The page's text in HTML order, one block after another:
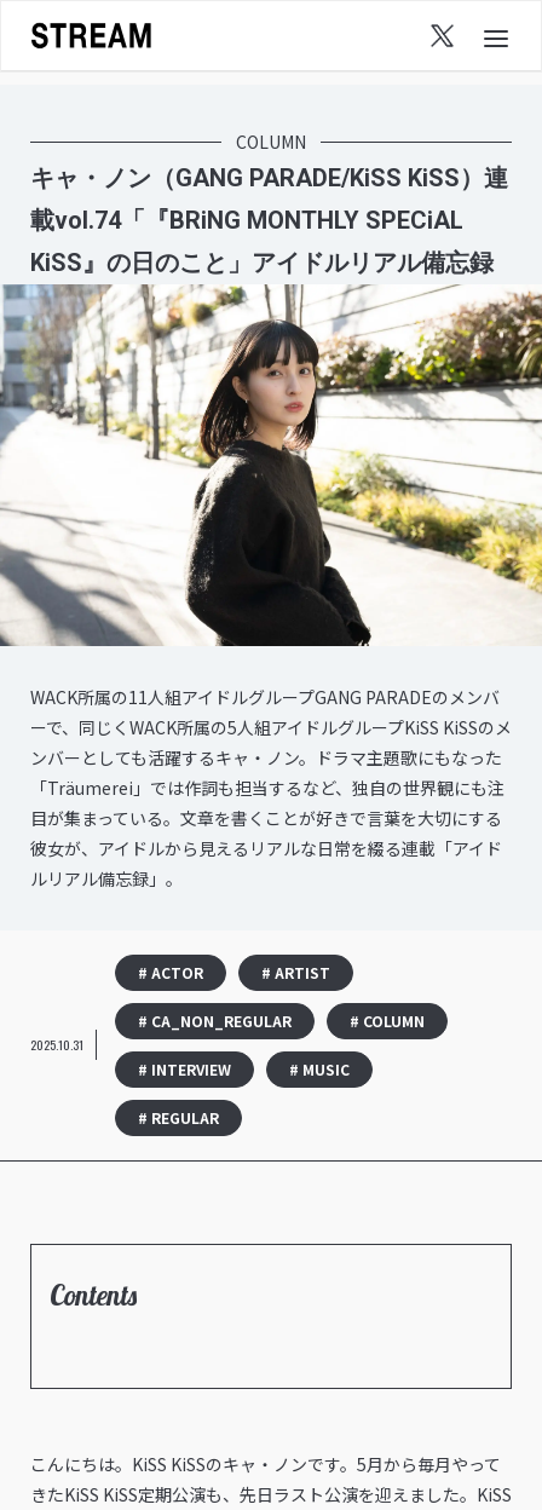
content
COLUMN
キャ・ノン（GANG PARADE/KiSS KiSS）連
載vol.74「『BRiNG MONTHLY SPECiAL
KiSS』の日のこと」アイドルリアル備忘録
WACK所属の11人組アイドルグループGANG PARADEのメンバ
ーで、同じくWACK所属の5人組アイドルグループKiSS KiSSのメ
ンバーとしても活躍するキャ・ノン。ドラマ主題歌にもなった
「Träumerei」では作詞も担当するなど、独自の世界観にも注
目が集まっている。文章を書くことが好きで言葉を大切にする
彼女が、アイドルから見えるリアルな日常を綴る連載「アイド
ルリアル備忘録」。
2025.10.31
# ACTOR # ARTIST
# CA_NON_REGULAR # COLUMN
# INTERVIEW # MUSIC
# REGULAR
Contents
こんにちは。KiSS KiSSのキャ・ノンです。5月から毎月やって
きたKiSS KiSS定期公演も、先日ラスト公演を迎えました。KiSS